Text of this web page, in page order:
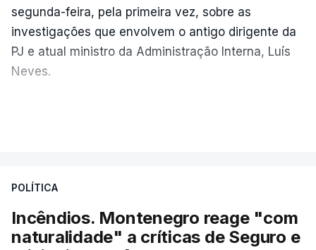
segunda-feira, pela primeira vez, sobre as
investigações que envolvem o antigo dirigente da
PJ e atual ministro da Administração Interna, Luís
Neves.
das notícias que são dadas diariamente,
continuam a trabalhar"
POLÍTICA
Incêndios. Montenegro reage "com
naturalidade" a críticas de Seguro e